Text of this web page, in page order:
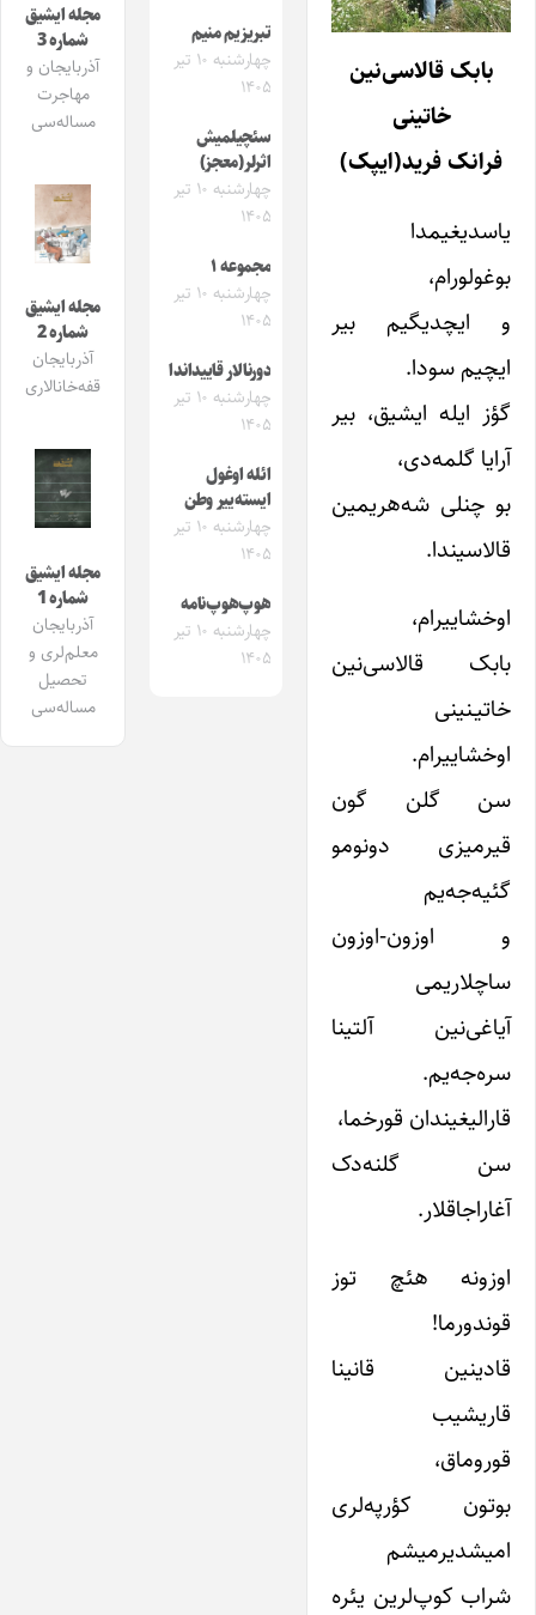
بابک قالاسی‌نین
خاتینی
فرانک فرید(ایپک)
یاسدیغیمدا
بوغولورام،
و ایچدیگیم بیر
ایچیم سودا.
گؤز ایله ایشیق، بیر
آرایا گلمه‌دی،
بو چنلی شه‌هریمین
قالاسیندا.
اوخشاییرام،
بابک قالاسی‌نین
خاتیـنینی
اوخشاییرام.
سن گلن گون
قیرمیزی دونومو
گئیه‌جه‌یم
و اوزون-اوزون
ساچلاریمی
آیاغی‌نین آلتینا
سره‌جه‌یم.
قارالیغیندان قورخما،
سن گلنه‌دک
آغاراجاقلار.
اوزونه هئچ توز
قوندورما!
قادینین قانینا
قاریشیب
قوروماق،
بوتون کؤرپه‌لری
امیشدیرمیشم
شراب کوپ‌لرین یئره
تبریزیم منیم
چهارشنبه ۱۰ تیر
۱۴۰۵
سئچیلمیش
اثرلر(معجز)
چهارشنبه ۱۰ تیر
۱۴۰۵
مجموعه ۱
چهارشنبه ۱۰ تیر
۱۴۰۵
دورنالار قاییداندا
چهارشنبه ۱۰ تیر
۱۴۰۵
ائله اوغول
ایسته‌ییر وطن
چهارشنبه ۱۰ تیر
۱۴۰۵
هوپ‌هوپ‌نامه
چهارشنبه ۱۰ تیر
۱۴۰۵
مجله ایشیق
شماره 3
آذربایجان و
مهاجرت
مساله‌سی
مجله ایشیق
شماره 2
آذربایجان
قفه‌خانالاری
مجله ایشیق
شماره 1
آذربایجان
معلم‌لری و
تحصیل
مساله‌سی